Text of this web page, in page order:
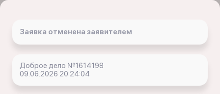
Заявка отменена заявителем
Доброе дело №1614198
09.06.2026 20:24:04